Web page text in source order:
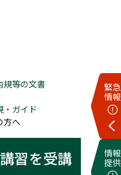
緊急
情報
情報
提供
規等の文書
・ガイド
方へ
習を受講